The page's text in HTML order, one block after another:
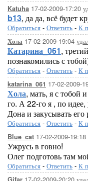
Katuha 17-02-2009-17:20
b13, да да, всё будет
Обратиться - Ответить - К
Хола 17-02-2009-19:04
Катарина_061,
познакомились с
Обратиться - Ответить - К
katarina_061 17-02-2009-
Хола, мать, я с тобой
го. А 22-го я , по
Дона и закусывать
Обратиться - Ответить - К
Blue_cat 17-02-2009-19:18
Ужрусь в говно!
Олег подготовь там
Обратиться - Ответить - К